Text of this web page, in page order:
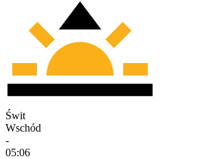
Świt
Wschód
-
05:06